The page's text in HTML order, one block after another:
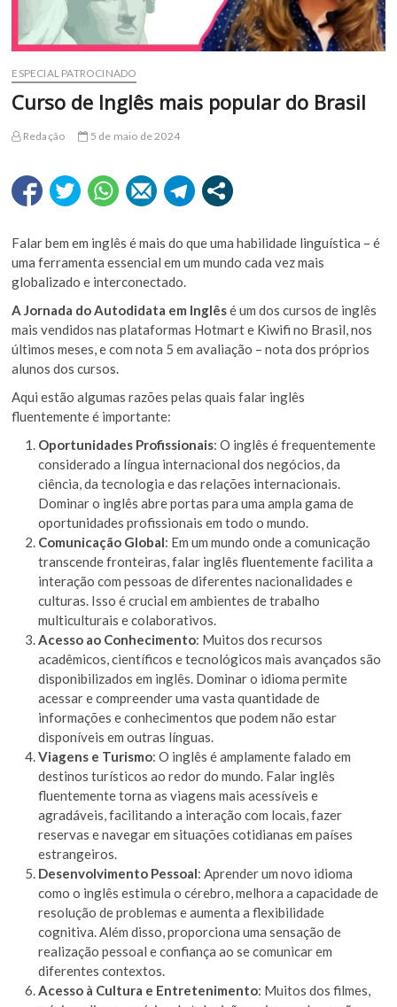
ESPECIAL PATROCINADO
Curso de Inglês mais popular do Brasil
Redação 5 de maio de 2024
Falar bem em inglês é mais do que uma habilidade linguística – é
uma ferramenta essencial em um mundo cada vez mais
globalizado e interconectado.
A Jornada do Autodidata em Inglêsé um dos cursos de inglês
mais vendidos nas plataformas Hotmart e Kiwifi no Brasil, nos
últimos meses, e com nota 5 em avaliação – nota dos próprios
alunos dos cursos.
Aqui estão algumas razões pelas quais falar inglês
fluentemente é importante:
Oportunidades Profissionais: O inglês é frequentemente
considerado a língua internacional dos negócios, da
ciência, da tecnologia e das relações internacionais.
Dominar o inglês abre portas para uma ampla gama de
oportunidades profissionais em todo o mundo.
Comunicação Global: Em um mundo onde a comunicação
transcende fronteiras, falar inglês fluentemente facilita a
interação com pessoas de diferentes nacionalidades e
culturas. Isso é crucial em ambientes de trabalho
multiculturais e colaborativos.
Acesso ao Conhecimento: Muitos dos recursos
acadêmicos, científicos e tecnológicos mais avançados são
disponibilizados em inglês. Dominar o idioma permite
acessar e compreender uma vasta quantidade de
informações e conhecimentos que podem não estar
disponíveis em outras línguas.
Viagens e Turismo: O inglês é amplamente falado em
destinos turísticos ao redor do mundo. Falar inglês
fluentemente torna as viagens mais acessíveis e
agradáveis, facilitando a interação com locais, fazer
reservas e navegar em situações cotidianas em países
estrangeiros.
Desenvolvimento Pessoal: Aprender um novo idioma
como o inglês estimula o cérebro, melhora a capacidade de
resolução de problemas e aumenta a flexibilidade
cognitiva. Além disso, proporciona uma sensação de
realização pessoal e confiança ao se comunicar em
diferentes contextos.
Acesso à Cultura e Entretenimento: Muitos dos filmes,